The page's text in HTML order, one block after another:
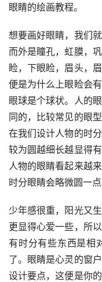
眼睛的绘画教程。
想要画好眼睛，我们
而外是瞳孔，虹膜，
睑，下眼睑，眉头，
便是为什么上眼睑会
眼球是个球状。人的
同的，比较常见的眼
在我们设计人物的时
较为圆越细长越显得
人物的眼睛看起来越
时分眼睛会略微圆一点
少年感很重，阳光又
更显得心爱一些，所
有时分有些东西是相
了。眼睛是心灵的窗
设计要点，这便是你